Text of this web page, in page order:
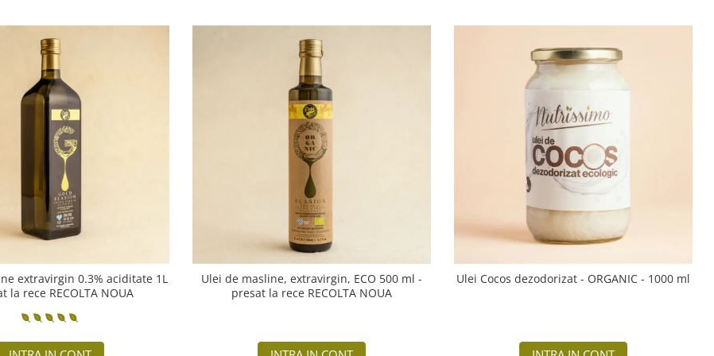
extravirgin 0.3% aciditate 1L
la rece RECOLTA NOUA
Ulei de masline, extravirgin, ECO 500 ml -
presat la rece RECOLTA NOUA
Ulei Cocos dezodorizat - ORGANIC - 1000 ml